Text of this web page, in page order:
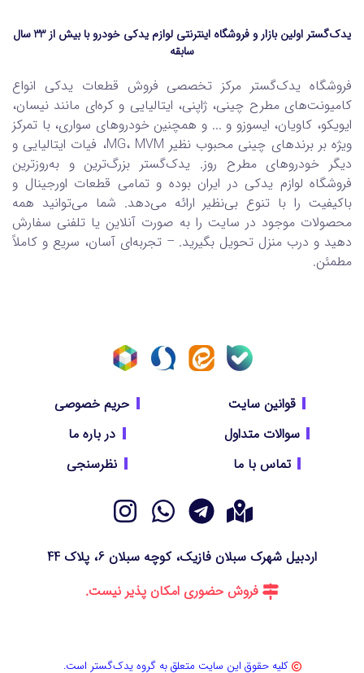
یدک‌گستر اولین بازار و فروشگاه اینترنتی لوازم یدکی خودرو با بیش از 33 سال
سابقه
فروشگاه یدک‌گستر مرکز تخصصی فروش قطعات یدکی انواع
کامیونت‌های مطرح چینی، ژاپنی، ایتالیایی و کره‌ای مانند نیسان،
ایویکو، کاویان، ایسوزو و ... و همچنین خودروهای سواری، با تمرکز
ویژه بر برندهای چینی محبوب نظیر MG، MVM، فیات ایتالیایی و
دیگر خودروهای مطرح روز. یدک‌گستر بزرگ‌ترین و به‌روزترین
فروشگاه لوازم یدکی در ایران بوده و تمامی قطعات اورجینال و
باکیفیت را با تنوع بی‌نظیر ارائه می‌دهد. شما می‌توانید همه
محصولات موجود در سایت را به صورت آنلاین یا تلفنی سفارش
دهید و درب منزل تحویل بگیرید. – تجربه‌ای آسان، سریع و کاملاً
مطمئن.
قوانین سایت
حریم خصوصی
سوالات متداول
در باره ما
تماس با ما
نظرسنجی
اردبیل شهرک سبلان فازیک، کوچه سبلان 6، پلاک 44
فروش حضوری امکان پذیر نیست.
کلیه حقوق این سایت متعلق به گروه یدک‌گستر است.